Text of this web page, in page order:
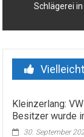
Schlägerei
Kleinzerlang:
Besitzer wurde
30. September